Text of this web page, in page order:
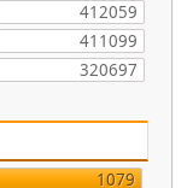
412059
411099
320697
1079